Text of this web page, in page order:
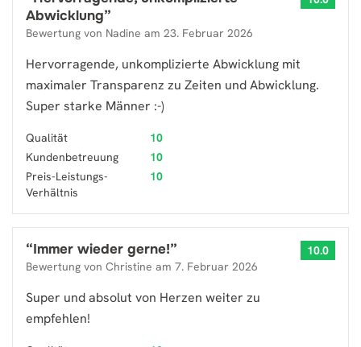
Abwicklung”
Bewertung von Nadine am 23. Februar 2026
Hervorragende, unkomplizierte Abwicklung mit
maximaler Transparenz zu Zeiten und Abwicklung.
Super starke Männer :-)
Qualität
10
Kundenbetreuung
10
Preis-Leistungs-
Verhältnis
10
“Immer wieder gerne!”
Bewertung von Christine am 7. Februar 2026
10.0
Super und absolut von Herzen weiter zu
empfehlen!